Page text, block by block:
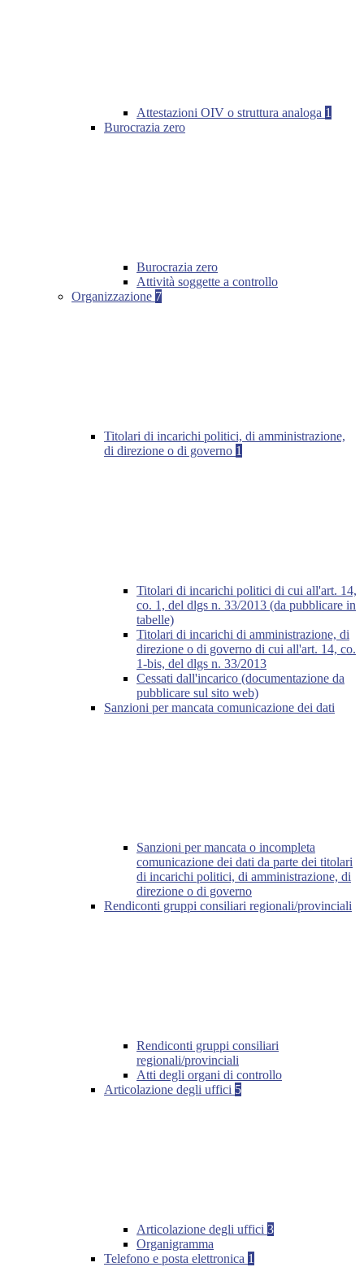
Attestazioni OIV o struttura analoga 1
Burocrazia zero
Burocrazia zero
Attività soggette a controllo
Organizzazione 7
Titolari di incarichi politici, di amministrazione,
di direzione o di governo 1
Titolari di incarichi politici di cui all'art. 14,
co. 1, del dlgs n. 33/2013 (da pubblicare in
tabelle)
Titolari di incarichi di amministrazione, di
direzione o di governo di cui all'art. 14, co.
1-bis, del dlgs n. 33/2013
Cessati dall'incarico (documentazione da
pubblicare sul sito web)
Sanzioni per mancata comunicazione dei dati
Sanzioni per mancata o incompleta
comunicazione dei dati da parte dei titolari
di incarichi politici, di amministrazione, di
direzione o di governo
Rendiconti gruppi consiliari regionali/provinciali
Rendiconti gruppi consiliari
regionali/provinciali
Atti degli organi di controllo
Articolazione degli uffici 5
Articolazione degli uffici 3
Organigramma
Telefono e posta elettronica 1